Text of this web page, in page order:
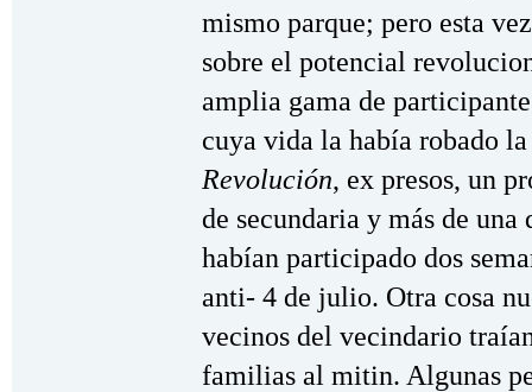
mismo parque; pero esta
sobre el potencial
amplia gama de
cuya vida la había robado
Revolución, ex presos, un
de secundaria y más de una
habían participado dos
anti- 4 de julio. Otra cosa
vecinos del vecindario
familias al mitin. Algunas